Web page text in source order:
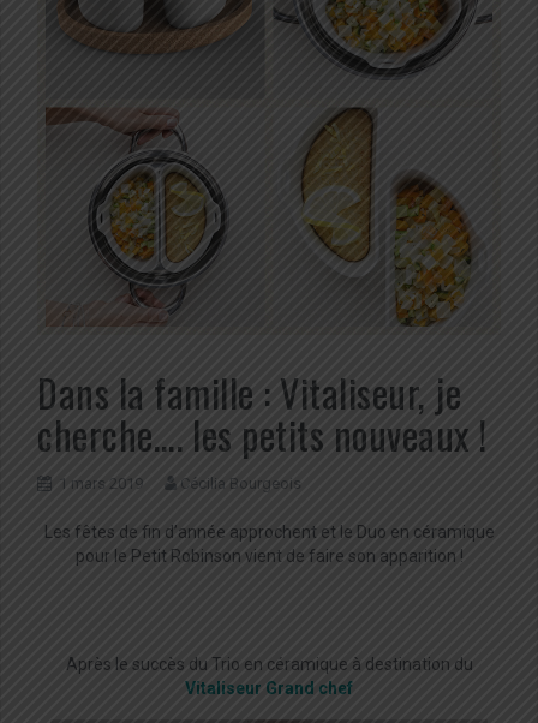
Dans la famille : Vitaliseur, je
cherche…. les petits nouveaux !
1 mars 2019 Cécilia Bourgeois
Les fêtes de fin d’année approchent et le Duo en céramique
pour le Petit Robinson vient de faire son apparition !
Après le succès du Trio en céramique à destination du
Vitaliseur Grand chef